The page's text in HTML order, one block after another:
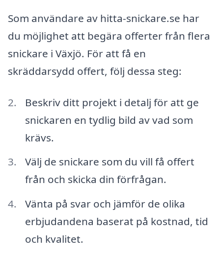
Som användare av hitta-snickare.se har
du möjlighet att begära offerter från flera
snickare i Växjö. För att få en
skräddarsydd offert, följ dessa steg:
Beskriv ditt projekt i detalj för att ge
snickaren en tydlig bild av vad som
krävs.
Välj de snickare som du vill få offert
från och skicka din förfrågan.
Vänta på svar och jämför de olika
erbjudandena baserat på kostnad, tid
och kvalitet.